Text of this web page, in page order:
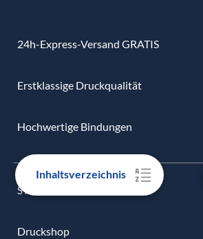
Inhaltsverzeichnis
24h-Express-Versand GRATIS
Erstklassige Druckqualität
Hochwertige Bindungen
STUDIENARBEITEN
Druckshop